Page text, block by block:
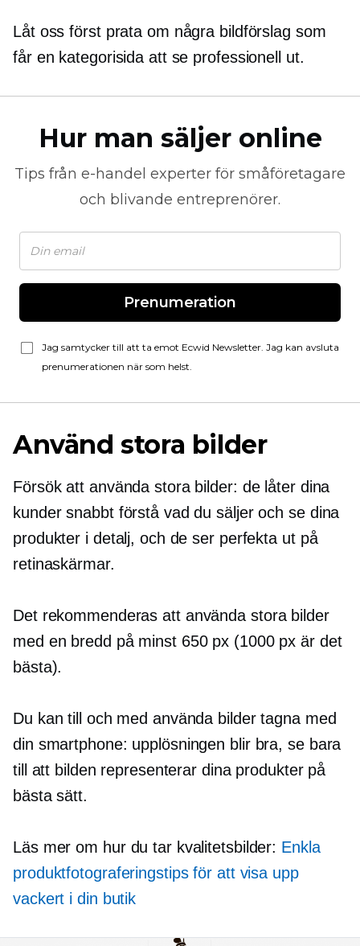
Låt oss först prata om några bildförslag som
får en kategorisida att se professionell ut.
Hur man säljer online
Tips från e-handel experter för småföretagare
och blivande entreprenörer.
Prenumeration
Jag samtycker till att ta emot Ecwid Newsletter. Jag kan avsluta
prenumerationen när som helst.
Använd stora bilder
Försök att använda stora bilder: de låter dina
kunder snabbt förstå vad du säljer och se dina
produkter i detalj, och de ser perfekta ut på
retinaskärmar.
Det rekommenderas att använda stora bilder
med en bredd på minst 650 px (1000 px är det
bästa).
Du kan till och med använda bilder tagna med
din smartphone: upplösningen blir bra, se bara
till att bilden representerar dina produkter på
bästa sätt.
Läs mer om hur du tar kvalitetsbilder: Enkla
produktfotograferingstips för att visa upp
vackert i din butik